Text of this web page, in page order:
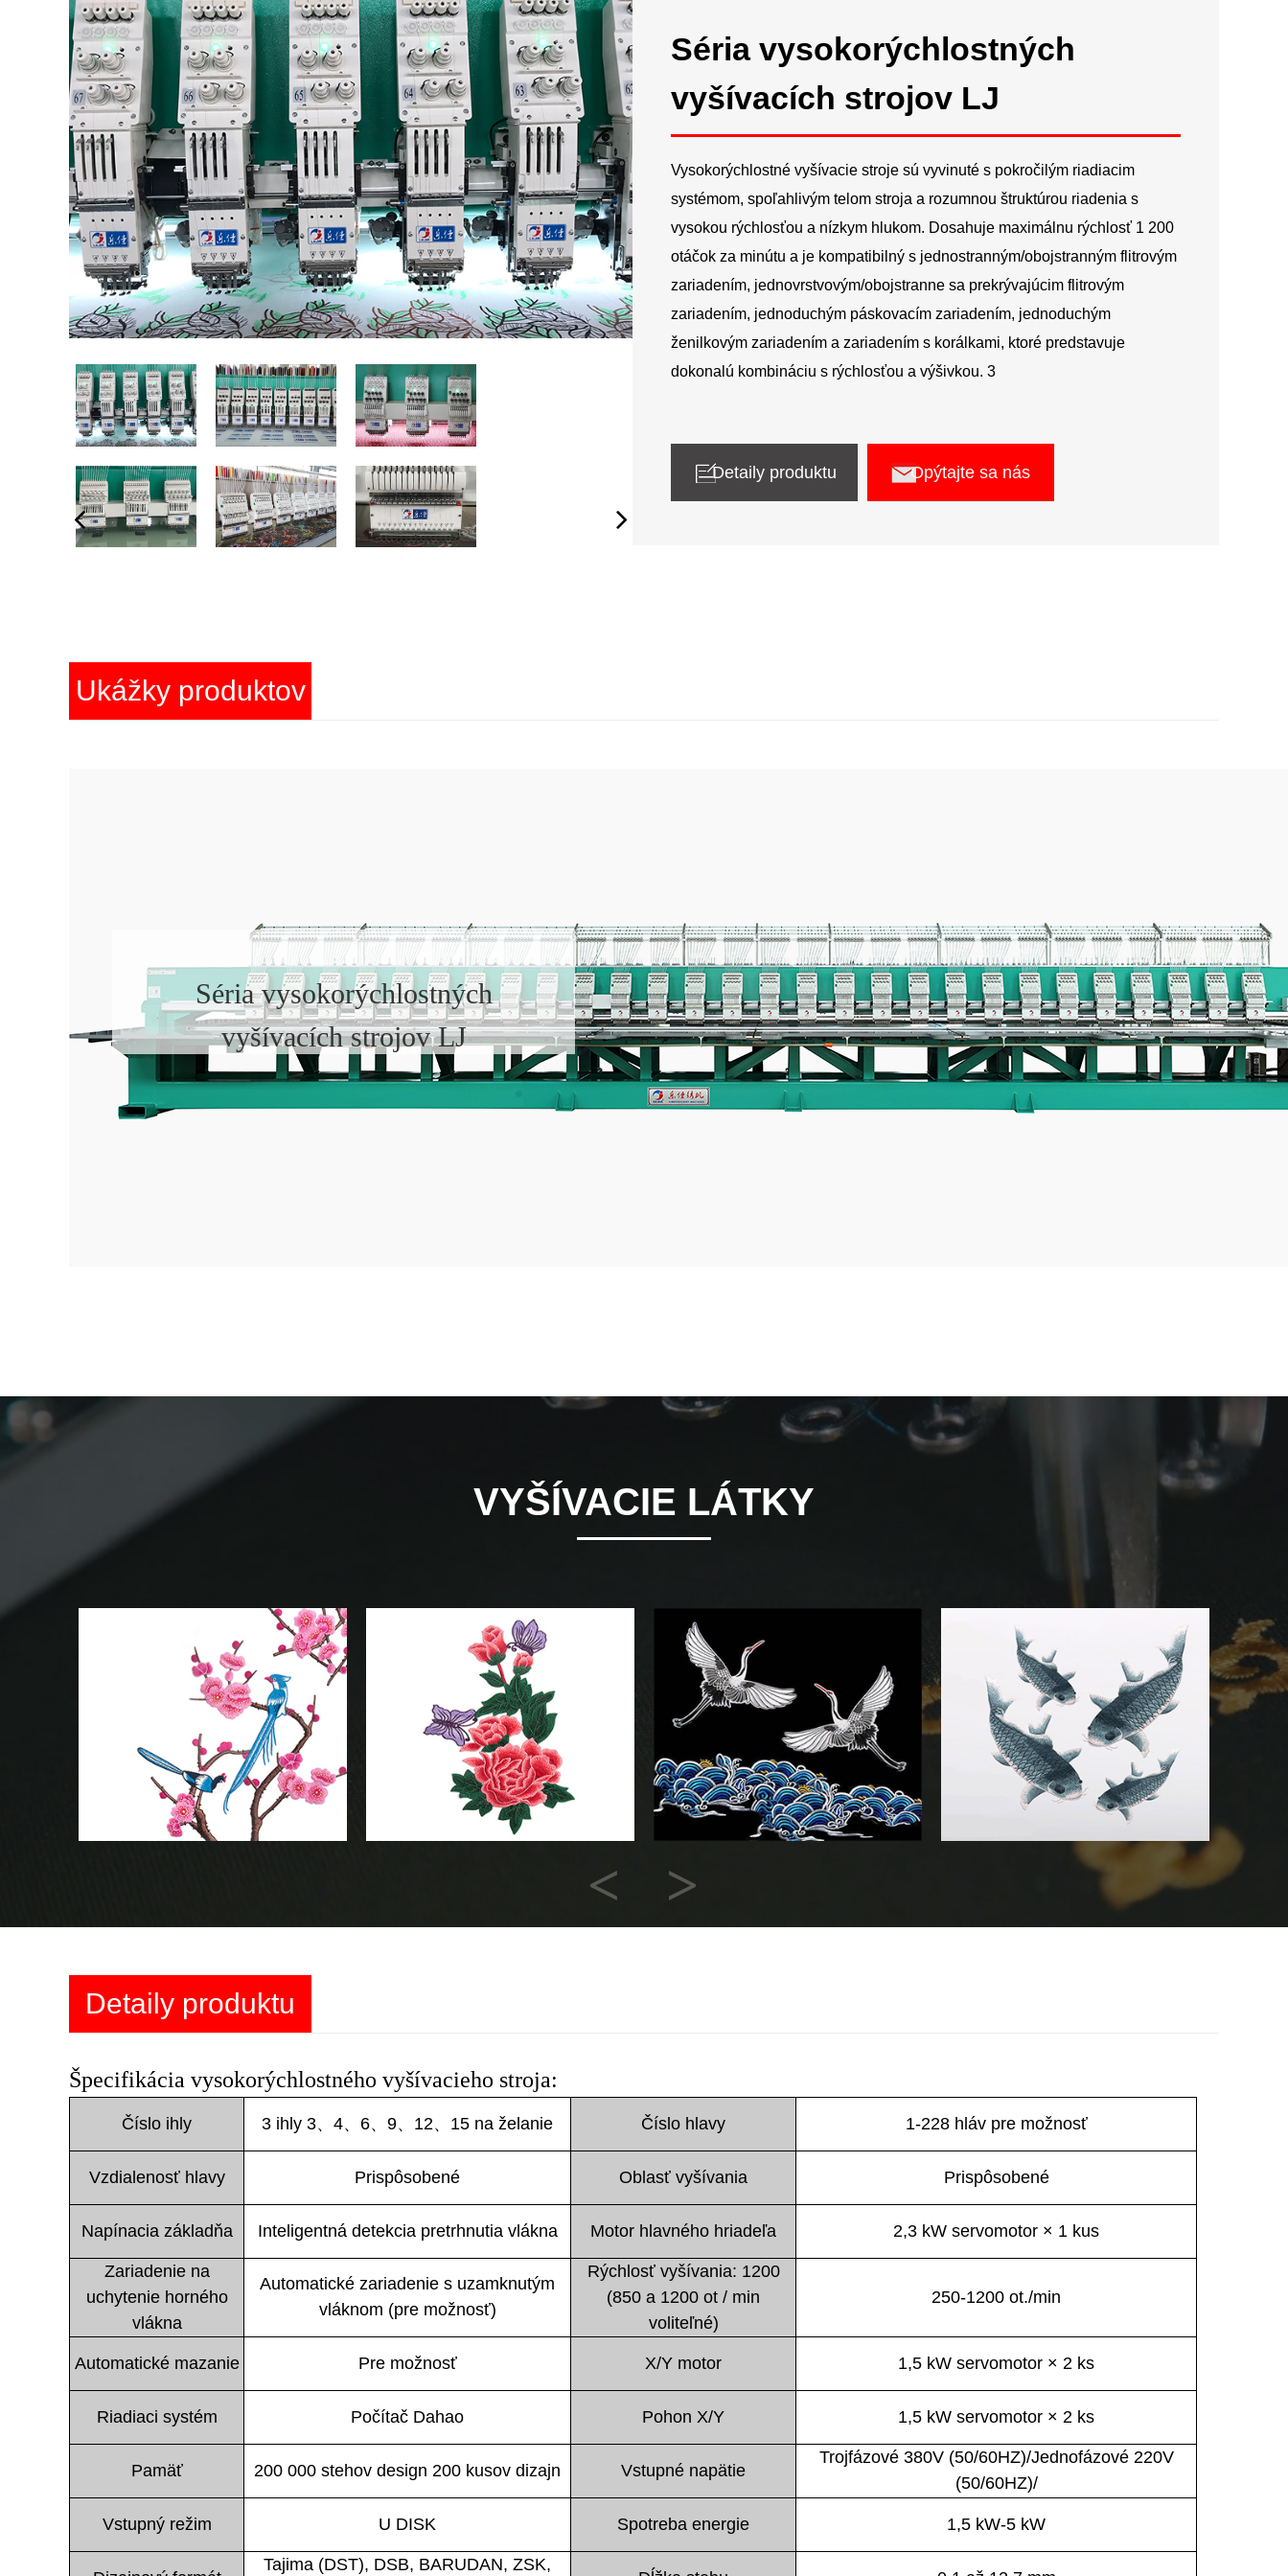
Séria vysokorýchlostných
vyšívacích strojov LJ
Vysokorýchlostné vyšívacie stroje sú vyvinuté s pokročilým riadiacim
systémom, spoľahlivým telom stroja a rozumnou štruktúrou riadenia s
vysokou rýchlosťou a nízkym hlukom. Dosahuje maximálnu rýchlosť 1 200
otáčok za minútu a je kompatibilný s jednostranným/obojstranným flitrovým
zariadením, jednovrstvovým/obojstranne sa prekrývajúcim flitrovým
zariadením, jednoduchým páskovacím zariadením, jednoduchým
ženilkovým zariadením a zariadením s korálkami, ktoré predstavuje
dokonalú kombináciu s rýchlosťou a výšivkou. 3
Detaily produktu Opýtajte sa nás
Ukážky produktov
Séria vysokorýchlostných
vyšívacích strojov LJ
VYŠÍVACIE LÁTKY
Next
Detaily produktu
Špecifikácia vysokorýchlostného vyšívacieho stroja:
Číslo ihly 3 ihly 3、4、6、9、12、15 na želanie Číslo hlavy 1-228 hláv pre možnosť
Vzdialenosť hlavy Prispôsobené Oblasť vyšívania Prispôsobené
Napínacia základňa Inteligentná detekcia pretrhnutia vlákna Motor hlavného hriadeľa 2,3 kW servomotor × 1 kus
Zariadenie na
uchytenie horného
vlákna
Automatické zariadenie s uzamknutým
vláknom (pre možnosť)
Rýchlosť vyšívania: 1200
(850 a 1200 ot / min
voliteľné)
250-1200 ot./min
Automatické mazanie Pre možnosť X/Y motor 1,5 kW servomotor × 2 ks
Riadiaci systém Počítač Dahao Pohon X/Y 1,5 kW servomotor × 2 ks
Pamäť 200 000 stehov design 200 kusov dizajn Vstupné napätie
Trojfázové 380V (50/60HZ)/Jednofázové 220V
(50/60HZ)/
Vstupný režim U DISK Spotreba energie 1,5 kW-5 kW
Tajima (DST), DSB, BARUDAN, ZSK,